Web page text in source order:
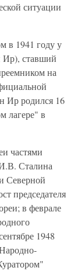
ситуации
в 1941 году у
ставший
на
Ир родился 16
лагере" в
частями
Сталина
Северной
председателя
в феврале
1948